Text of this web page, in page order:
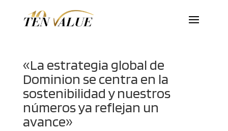
«La estrategia global de
Dominion se centra en la
sostenibilidad y nuestros
números ya reflejan un
avance»